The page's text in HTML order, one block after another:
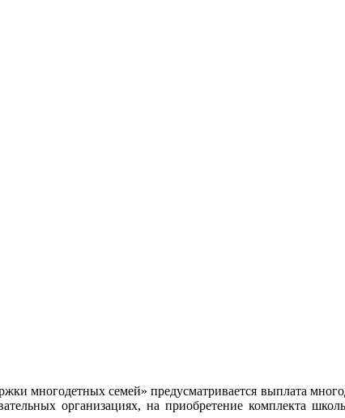
многодетных семей» предусматривается выплата
организациях, на приобретение комплекта